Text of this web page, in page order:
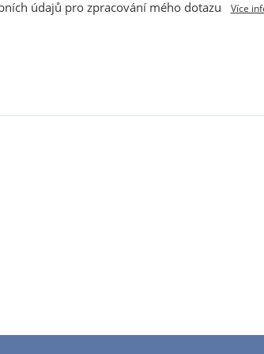
údajů pro zpracování mého dotazu Více